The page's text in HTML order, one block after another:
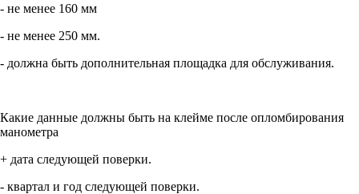
- не менее 160 мм
- не менее 250 мм.
- должна быть дополнительная площадка для обслуживания.
Какие данные должны быть на клейме после опломбирования
манометра
+ дата следующей поверки.
- квартал и год следующей поверки.